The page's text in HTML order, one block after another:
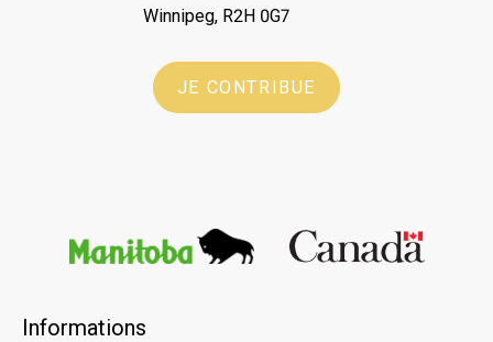
Winnipeg, R2H 0G7
JE CONTRIBUE
Informations